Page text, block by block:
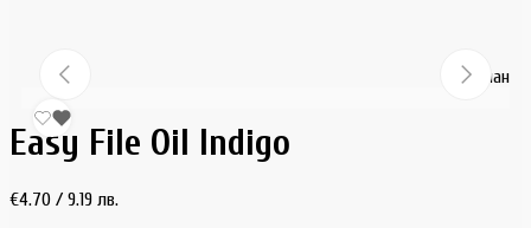
Изчерпан
Easy File Oil Indigo
€4.70 / 9.19 лв.